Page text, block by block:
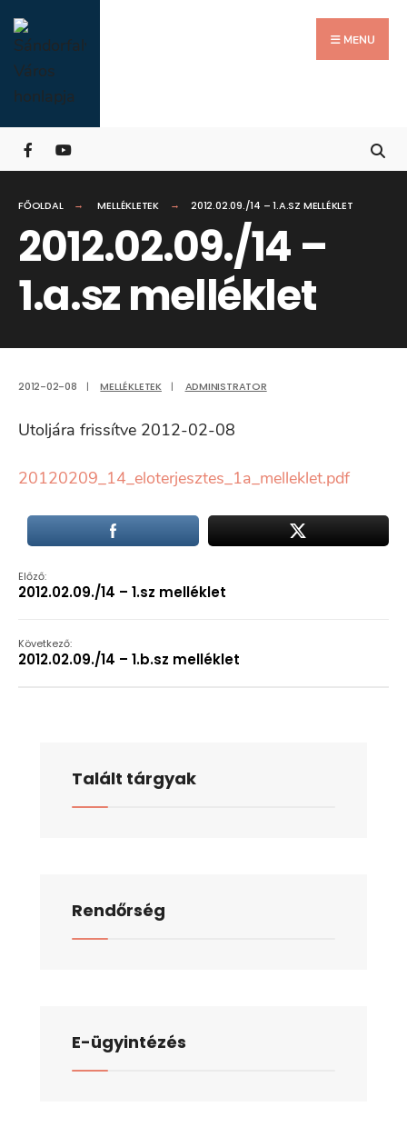
Skip
to
content
MENU
FŐOLDAL MELLÉKLETEK 2012.02.09./14 – 1.A.SZ MELLÉKLET
2012.02.09./14 –
1.a.sz melléklet
2012-02-08 | MELLÉKLETEK | ADMINISTRATOR
Utoljára frissítve 2012-02-08
20120209_14_eloterjesztes_1a_melleklet.pdf
Előző:
2012.02.09./14 – 1.sz melléklet
Következő:
2012.02.09./14 – 1.b.sz melléklet
Talált tárgyak
Rendőrség
E-ügyintézés
for:
Close